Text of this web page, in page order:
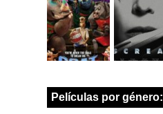
Películas por género: